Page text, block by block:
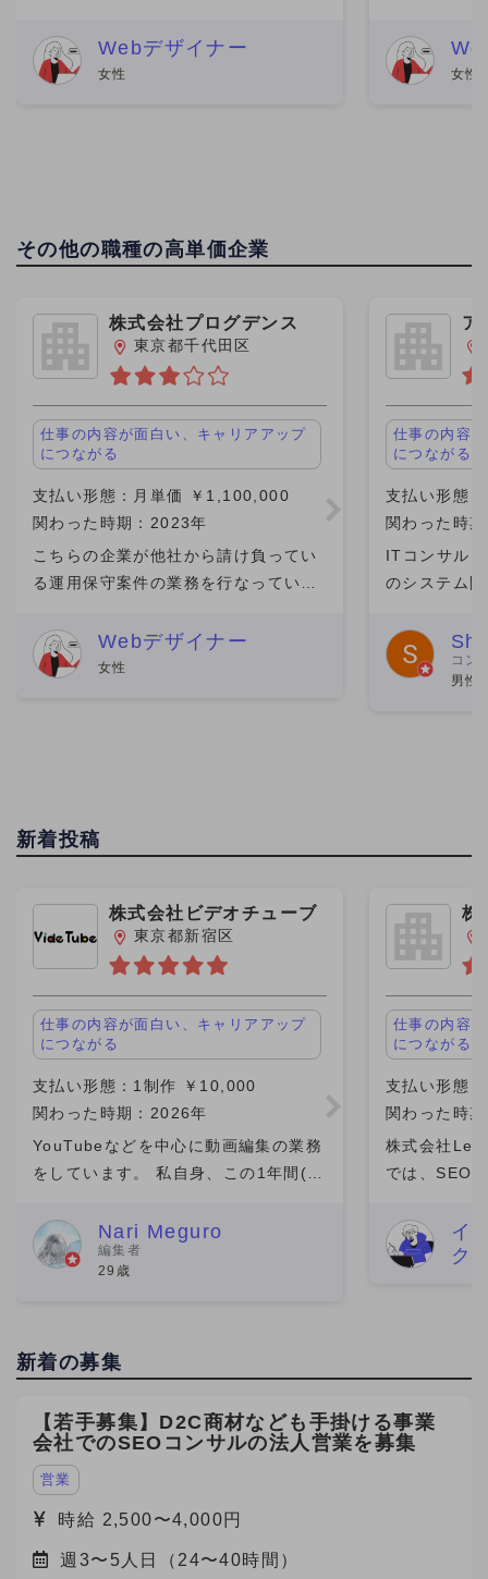
なってサポートをしてくれた。 ・ブロ
グやSNSで文章を書いていたら、Web
Webデザイナー
女性
できました
が上がるシ
女性
その他の職種の高単価企業
株式会社プログデンス
東京都千代田区
仕事の内容が面白い、キャリアアップ
につながる
支払い形態：月単価 ￥1,100,000
関わった時期：2023年
こちらの企業が他社から請け負ってい
る運用保守案件の業務を行なっていま
らなるチームの一員という形で、みな
さん親切でした。 こちらの社員さんと
Webデザイナー
女性
ア
仕事の内容
につながる
支払い形態
関わった時
ITコンサル
のシステム
が一番の魅
ムエンジニ
が、この案
コン
男性
新着投稿
株式会社ビデオチューブ
東京都新宿区
仕事の内容が面白い、キャリアアップ
につながる
支払い形態：1制作 ￥10,000
関わった時期：2026年
YouTubeなどを中心に動画編集の業務
をしています。 私自身、この1年間(仕
素直に嬉しいです。 そのきっかけをく
れたのがビデオチューブさんでした。
実は、最初にネット
Nari Meguro
編集者
29歳
株
ｈ
仕事の内容
につながる
支払い形態
関わった時
株式会社
では、SEO
ら分析改善
た。特に、
イ
ク
新着の募集
【若手募集】D2C商材なども手掛ける事業
会社でのSEOコンサルの法人営業を募集
営業
時給 2,500〜4,000円
週3〜5人日（24〜40時間）